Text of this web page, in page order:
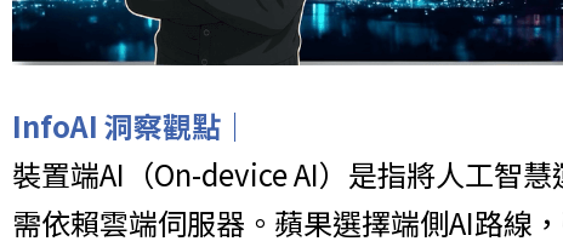
InfoAI 洞察觀點｜
裝置端AI（On-device AI）是指將人工智
需依賴雲端伺服器。蘋果選擇端側AI路線